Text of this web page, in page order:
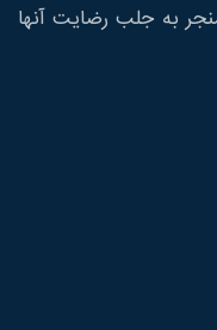
به جلب رضایت آنها